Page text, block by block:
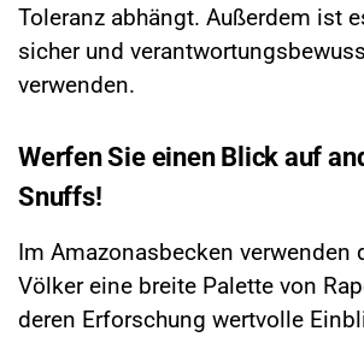
Toleranz abhängt. Außerdem ist
sicher und
verwenden.
Werfen Sie einen Blick auf
Snuffs!
Im Amazonasbecken verwenden
Völker eine breite Palette von
deren Erforschung wertvolle